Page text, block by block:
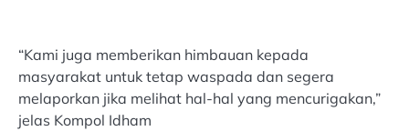
“Kami juga memberikan himbauan kepada
masyarakat untuk tetap waspada dan segera
melaporkan jika melihat hal-hal yang mencurigakan,”
jelas Kompol Idham